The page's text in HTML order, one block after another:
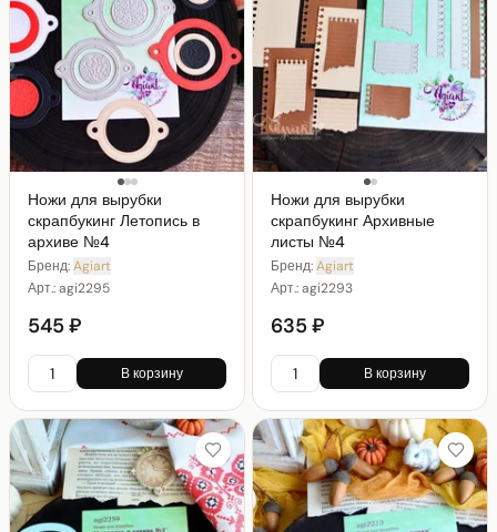
Ножи для вырубки
скрапбукинг Летопись в
архиве №4
Бренд:Agiart
Арт.:agi2295
545 ₽
В корзину
Ножи для вырубки
скрапбукинг Архивные
листы №4
Бренд:Agiart
Арт.:agi2293
635 ₽
В корзину